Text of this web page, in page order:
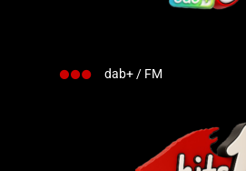
dab+ / FM